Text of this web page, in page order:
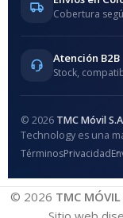
Cobertura
Atención B2B
Stock,
© 2026 TMC Móvil
Technology es una
TérminosPrivacidad
© 2026 TMC MÓVIL